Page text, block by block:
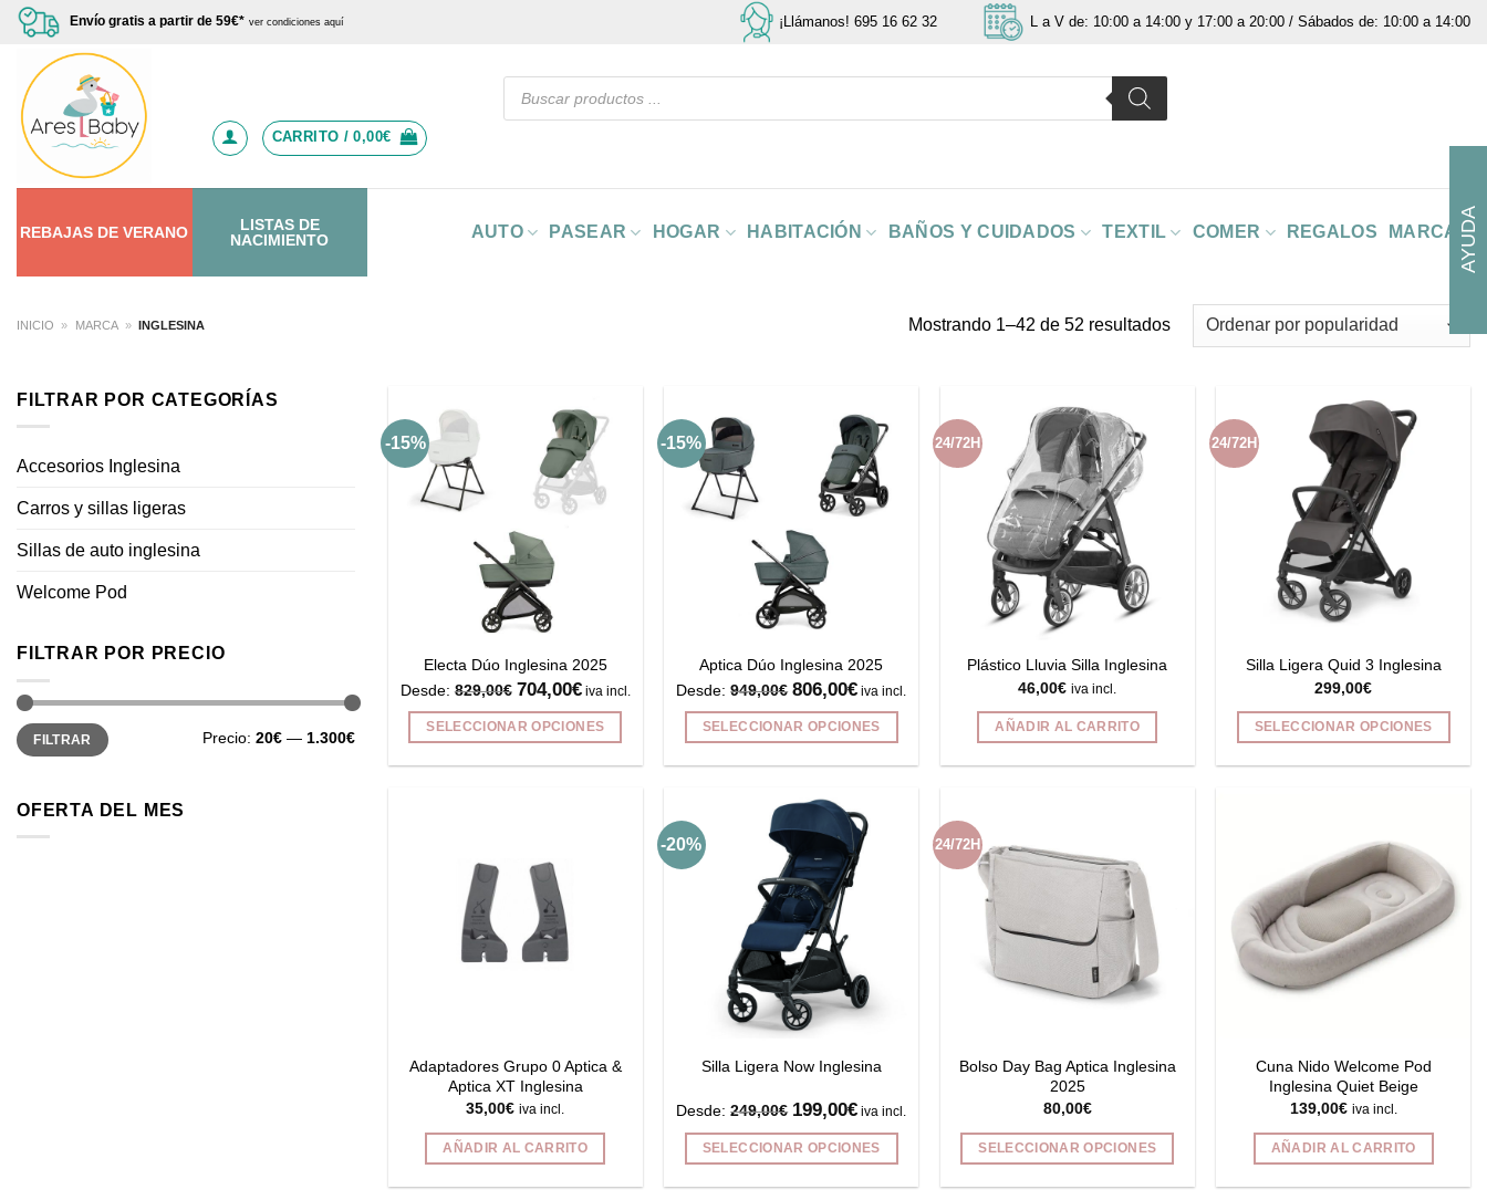
Saltar
contenido
Envío gratis a partir de 59€* ver condiciones aquí ¡Llámanos! 695 16 62 32 L a V de: 10:00 a 14:00 y 17:00 a 20:00 / Sábados de: 10:00 a 14:00
Búsqueda
CARRITO /0,00€
REBAJAS DEVERANO
LISTAS DE
NACIMIENTO
AUTO PASEAR HOGAR HABITACIÓN BAÑOS Y CUIDADOS TEXTIL COMER REGALOS MARCAS
INICIO » MARCA » INGLESINA Mostrando 1–42 de 52 resultadosOrdenado
por
FILTRAR POR CATEGORÍAS
Accesorios Inglesina
Carros y sillas ligeras
Sillas de auto inglesina
Welcome Pod
FILTRAR POR PRECIO
Precio
mínimo
Precio
máximo
FILTRAR Precio: 20€ — 1.300€
OFERTA DEL MES
-15%
Electa Dúo Inglesina 2025
Desde:829,00€ 704,00€iva incl.
SELECCIONAR OPCIONES
Las
opciones
se
pueden
página
de
producto
-15%
Aptica Dúo Inglesina 2025
Desde:949,00€ 806,00€ iva incl.
SELECCIONAR OPCIONES
tiene
múltiples
variantes.
Las
opciones
se
pueden
elegir
en
la
página
producto
24/72H
Plástico Lluvia Silla Inglesina
46,00€ iva incl.
AÑADIR AL CARRITO
24/72H
Silla Ligera Quid 3 Inglesina
299,00€
SELECCIONAR OPCIONES
variantes.
Las
opciones
se
pueden
elegir
página
de
producto
Adaptadores Grupo 0 Aptica &
Aptica XT Inglesina
35,00€ iva incl.
AÑADIR AL CARRITO
-20%
Silla Ligera Now Inglesina
Desde:249,00€ 199,00€ iva incl.
SELECCIONAR OPCIONES
24/72H
Bolso Day Bag Aptica Inglesina
2025
80,00€
SELECCIONAR OPCIONES
Cuna Nido Welcome Pod
Inglesina Quiet Beige
139,00€ iva incl.
AÑADIR AL CARRITO
AYUDA